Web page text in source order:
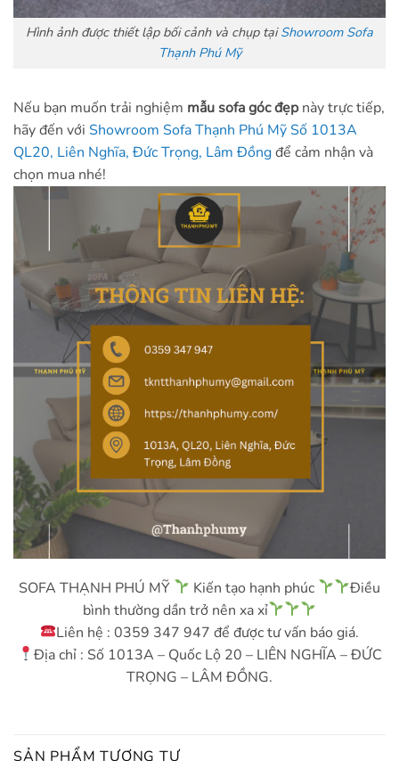
Hình ảnh được thiết lập bối cảnh và chụp tạiShowroom Sofa
Thạnh Phú Mỹ
Nếu bạn muốn trải nghiệm mẫu sofa góc đẹpnày trực tiếp,
hãy đến với Showroom Sofa Thạnh Phú Mỹ Số 1013A
QL20, Liên Nghĩa, Đức Trọng, Lâm Đồngđể cảm nhận và
chọn mua nhé!
SOFA THẠNH PHÚ MỸ Kiến tạo hạnh phúc
Điều
bình thường dần trở nên xa xỉ
Liên hệ : 0359 347 947 để được tư vấn báo giá.
Địa chỉ : Số 1013A – Quốc Lộ 20 – LIÊN NGHĨA – ĐỨC
TRỌNG – LÂM ĐỒNG.
SẢN PHẨM TƯƠNG TỰ